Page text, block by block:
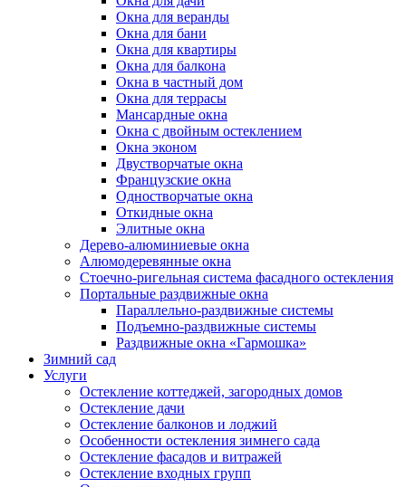
Окна для веранды
Окна для бани
Окна для квартиры
Окна для балкона
Окна в частный дом
Окна для террасы
Мансардные окна
Окна с двойным остеклением
Окна эконом
Двустворчатые окна
Французские окна
Одностворчатые окна
Откидные окна
Элитные окна
Дерево-алюминиевые окна
Алюмодеревянные окна
Стоечно-ригельная система фасадного остекления
Портальные раздвижные окна
Параллельно-раздвижные системы
Подъемно-раздвижные системы
Раздвижные окна «Гармошка»
Зимний сад
Услуги
Остекление коттеджей, загородных домов
Остекление дачи
Остекление балконов и лоджий
Особенности остекления зимнего сада
Остекление фасадов и витражей
Остекление входных групп